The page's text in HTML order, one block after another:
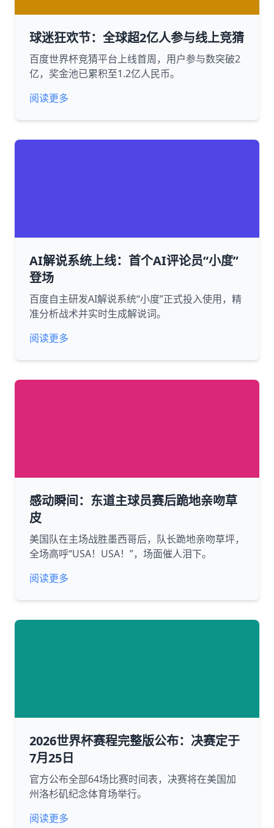
球迷狂欢节：全球超2亿人参与线上竞猜
百度世界杯竞猜平台上线首周，用户参与数突破2
亿，奖金池已累积至1.2亿人民币。
阅读更多
AI解说系统上线：首个AI评论员“小度”
登场
百度自主研发AI解说系统“小度”正式投入使用，精
准分析战术并实时生成解说词。
阅读更多
感动瞬间：东道主球员赛后跪地亲吻草
皮
美国队在主场战胜墨西哥后，队长跪地亲吻草坪，
全场高呼“USA！USA！”，场面催人泪下。
阅读更多
2026世界杯赛程完整版公布：决赛定于
7月25日
官方公布全部64场比赛时间表，决赛将在美国加
州洛杉矶纪念体育场举行。
阅读更多